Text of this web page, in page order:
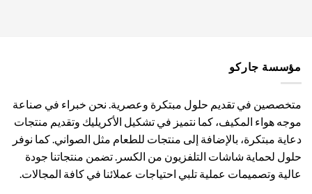
مؤسسة جاركو
متخصصين في تقديم حلول مبتكرة وعصرية. نحن خبراء في صناعة
موجه هواء المكيف، كما نتميز في تشكيل الأكريليك وتقديم منتجات
دعاية مبتكرة، بالإضافة إلى منتجات للطعام مثل الصواني. كما نوفر
حلول لحماية شاشات التلفزيون من الكسر. تضمن منتجاتنا جودة
عالية وتصميمات عملية تلبي احتياجات عملائنا في كافة المجالات.